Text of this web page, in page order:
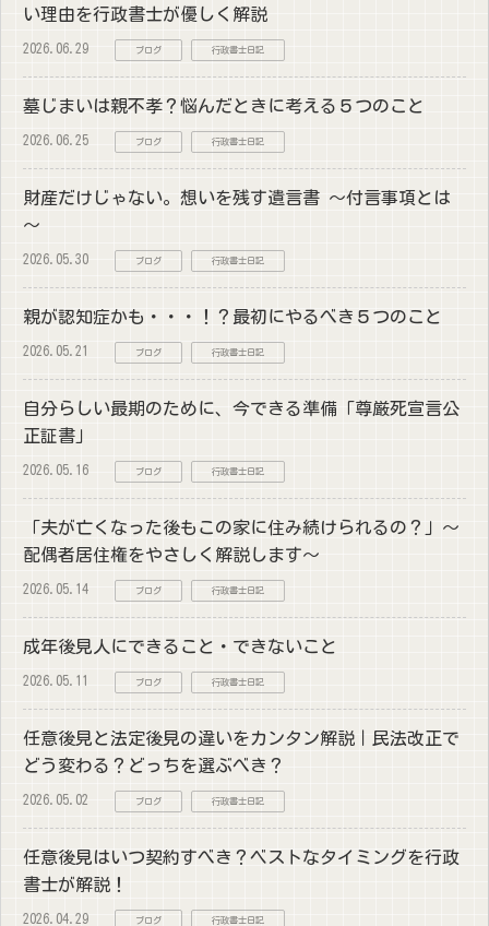
い理由を行政書士が優しく解説
2026.06.29 ブログ 行政書士日記
墓じまいは親不孝？悩んだときに考える５つのこと
2026.06.25 ブログ 行政書士日記
財産だけじゃない。想いを残す遺言書 ～付言事項とは
～
2026.05.30 ブログ 行政書士日記
親が認知症かも・・・！？最初にやるべき５つのこと
2026.05.21 ブログ 行政書士日記
自分らしい最期のために、今できる準備「尊厳死宣言公
正証書」
2026.05.16 ブログ 行政書士日記
「夫が亡くなった後もこの家に住み続けられるの？」～
配偶者居住権をやさしく解説します～
2026.05.14 ブログ 行政書士日記
成年後見人にできること・できないこと
2026.05.11 ブログ 行政書士日記
任意後見と法定後見の違いをカンタン解説｜民法改正で
どう変わる？どっちを選ぶべき？
2026.05.02 ブログ 行政書士日記
任意後見はいつ契約すべき？ベストなタイミングを行政
書士が解説！
2026.04.29 ブログ 行政書士日記